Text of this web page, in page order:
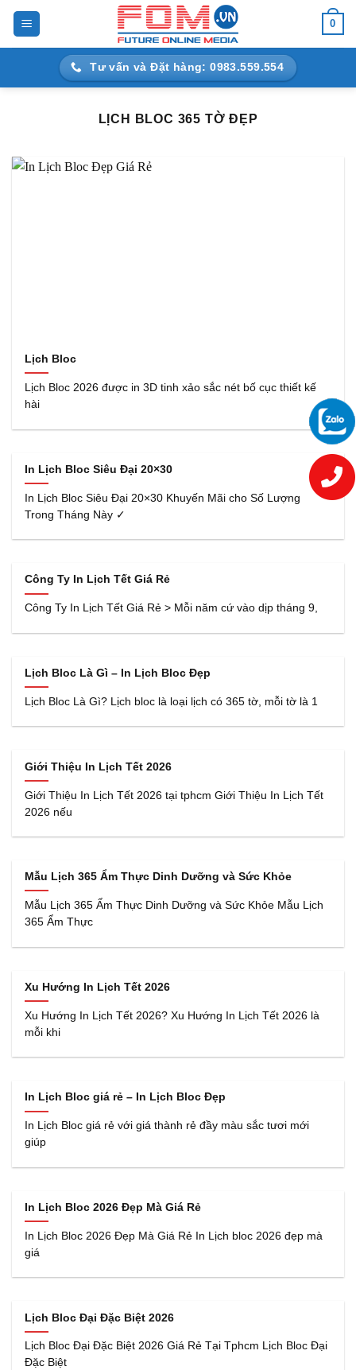
Bỏ
nội
0
Tư vấn và Đặt hàng: 0983.559.554
LỊCH BLOC 365 TỜ ĐẸP
Lịch Bloc
Lịch Bloc 2026 được in 3D tinh xảo sắc nét bố cục thiết kế
hài
In Lịch Bloc Siêu Đại 20×30
In Lịch Bloc Siêu Đại 20×30 Khuyến Mãi cho Số Lượng
Trong Tháng Này ✓
Công Ty In Lịch Tết Giá Rẻ
Công Ty In Lịch Tết Giá Rẻ > Mỗi năm cứ vào dịp tháng 9,
Lịch Bloc Là Gì – In Lịch Bloc Đẹp
Lịch Bloc Là Gì? Lịch bloc là loại lịch có 365 tờ, mỗi tờ là 1
Giới Thiệu In Lịch Tết 2026
Giới Thiệu In Lịch Tết 2026 tại tphcm Giới Thiệu In Lịch Tết
2026 nếu
Mẫu Lịch 365 Ẩm Thực Dinh Dưỡng và Sức Khỏe
Mẫu Lịch 365 Ẩm Thực Dinh Dưỡng và Sức Khỏe Mẫu Lịch
365 Ẩm Thực
Xu Hướng In Lịch Tết 2026
Xu Hướng In Lịch Tết 2026? Xu Hướng In Lịch Tết 2026 là
mỗi khi
In Lịch Bloc giá rẻ – In Lịch Bloc Đẹp
In Lịch Bloc giá rẻ với giá thành rẻ đầy màu sắc tươi mới
giúp
In Lịch Bloc 2026 Đẹp Mà Giá Rẻ
In Lịch Bloc 2026 Đẹp Mà Giá Rẻ In Lịch bloc 2026 đẹp mà
giá
Lịch Bloc Đại Đặc Biệt 2026
Lịch Bloc Đại Đặc Biệt 2026 Giá Rẻ Tại Tphcm Lịch Bloc Đại
Đặc Biệt